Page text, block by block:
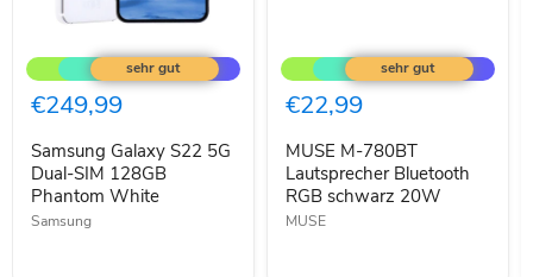
Galaxy
S22
5G
Dual-
128GB
Phantom
White
€249,99
Samsung Galaxy S22 5G
Dual-SIM 128GB
Phantom White
Samsung
M-
780BT
Lautsprecher
Bluetooth
schwarz
20W
€22,99
MUSE M-780BT
Lautsprecher Bluetooth
RGB schwarz 20W
MUSE